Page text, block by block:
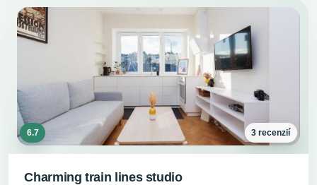
6.7 3 recenzií
Charming train lines studio